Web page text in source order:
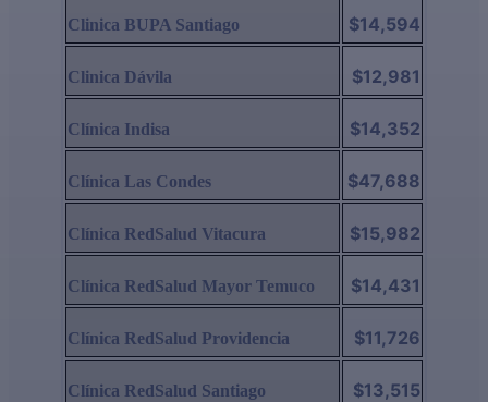
Clinica BUPA Santiago $14,594
Clinica Dávila $12,981
Clínica Indisa $14,352
Clínica Las Condes $47,688
Clínica RedSalud Vitacura $15,982
Clínica RedSalud Mayor Temuco $14,431
Clínica RedSalud Providencia $11,726
Clínica RedSalud Santiago $13,515